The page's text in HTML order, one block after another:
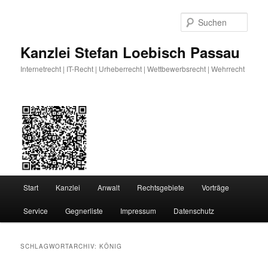
Kanzlei Stefan Loebisch Passau
Internetrecht | IT-Recht | Urheberrecht | Wettbewerbsrecht | Wehrrecht
Start Kanzlei Anwalt Rechtsgebiete Vorträge
Service Gegnerliste Impressum Datenschutz
SCHLAGWORTARCHIV:KÖNIG